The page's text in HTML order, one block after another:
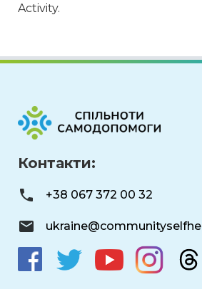
Activity.
Контакти:
+38 067 372 00 32